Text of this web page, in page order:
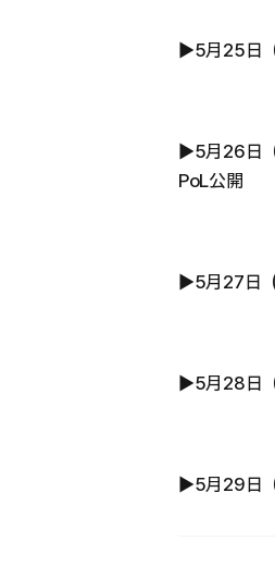
▶︎5月25日
▶︎5月26日
PoL公開
▶︎5月27日
▶︎5月28日
▶︎5月29日